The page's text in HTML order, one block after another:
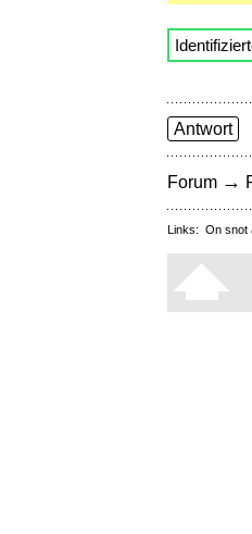
Antwort
Forum →
Links: On snot